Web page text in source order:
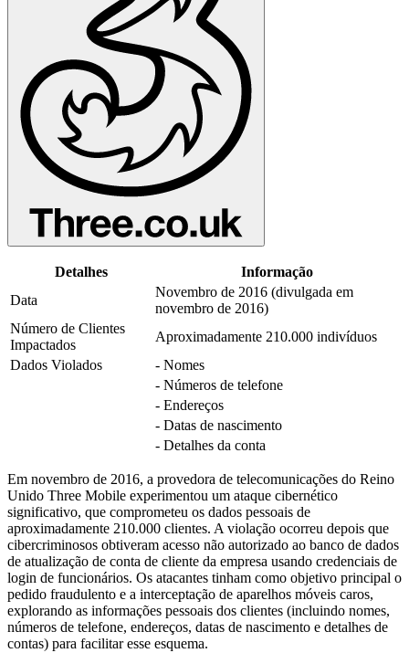
Detalhes
Informação
Data
Novembro de 2016 (divulgada em
novembro de 2016)
Número de Clientes
Impactados
Aproximadamente 210.000 indivíduos
Dados Violados
- Nomes
- Números de telefone
- Endereços
- Datas de nascimento
- Detalhes da conta
Em novembro de 2016, a provedora de telecomunicações do Reino
Unido Three Mobile experimentou um ataque cibernético
significativo, que comprometeu os dados pessoais de
aproximadamente 210.000 clientes. A violação ocorreu depois que
cibercriminosos obtiveram acesso não autorizado ao banco de dados
de atualização de conta de cliente da empresa usando credenciais de
login de funcionários. Os atacantes tinham como objetivo principal o
pedido fraudulento e a interceptação de aparelhos móveis caros,
explorando as informações pessoais dos clientes (incluindo nomes,
números de telefone, endereços, datas de nascimento e detalhes de
contas) para facilitar esse esquema.